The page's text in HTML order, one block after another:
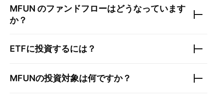
MFUN のファンドフローはどうなっています
か？
ETFに投資するには？
MFUNの投資対象は何ですか？